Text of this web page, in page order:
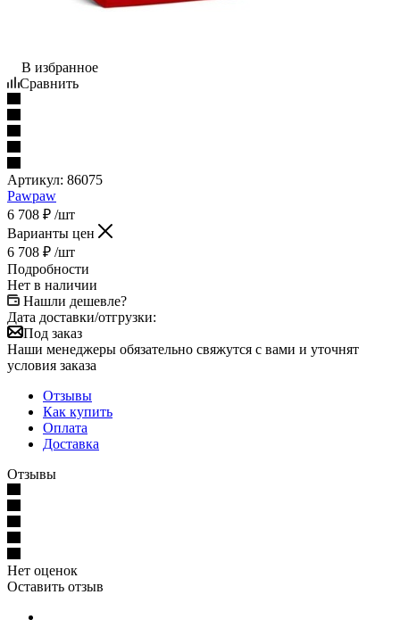
В избранное
Сравнить
Артикул: 86075
Pawpaw
6 708 ₽ /шт
Варианты цен
6 708 ₽ /шт
Подробности
Нет в наличии
Нашли дешевле?
Дата доставки/отгрузки:
Под заказ
Наши менеджеры обязательно свяжутся с вами и уточнят
условия заказа
Отзывы
Как купить
Оплата
Доставка
Отзывы
Нет оценок
Оставить отзыв